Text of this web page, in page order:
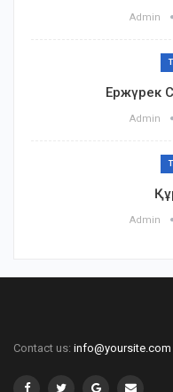
Admin
Ержүрек
Admin
Admin
Contact us: info@yoursite.com